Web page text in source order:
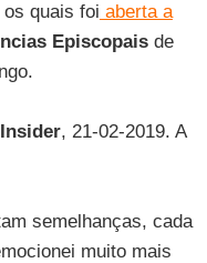
quais foi aberta a
Episcopaisde
, 21-02-2019. A
semelhanças, cada
muito mais